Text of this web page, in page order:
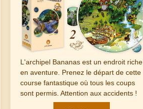
L'archipel Bananas est un endroit riche
en aventure. Prenez le départ de cette
course fantastique où tous les coups
sont permis. Attention aux accidents !